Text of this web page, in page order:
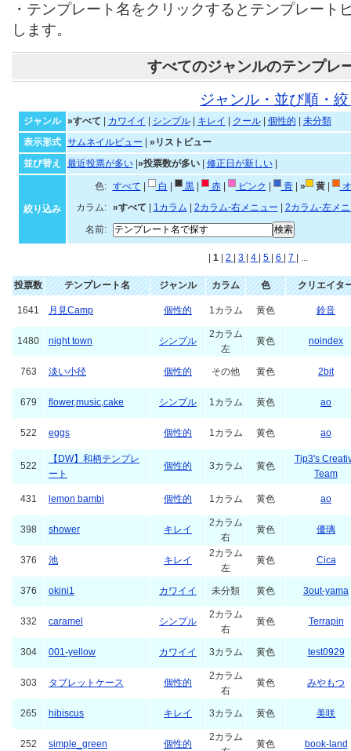
・テンプレート名をクリックするとテンプレート
します。
すべてのジャンルのテンプレ
ジャンル・並び順・
ジャンル »すべて カワイイ シンプル| キレイ クール| 個性的
未分類
表示形式
サムネイルビュー
»リストビュー
並び替え
最近投票が多い| »投票数が多い| 修正日が新しい|
絞り込み
色: すべて 白 黒| 赤| ピンク 青| » 黄|
カラム:
»すべて 1カラム 2カラム-右メニュー
2カラム-左メ
名前:
1 2 3 4 5 6 7 | ...
投票数 テンプレート名 ジャンル カラム 色 クリエイタ
1641 月見Camp 個性的 1カラム 黄色 鈴音
1480 night town シンプル
2カラム
左
黄色 noindex
763 淡い小径 個性的 その他 黄色 2bit
679 flower,music,cake シンプル 1カラム 黄色 ao
522 eggs 個性的 1カラム 黄色 ao
522
【DW】和柄テンプレ
ート
個性的 3カラム 黄色
Tip3's
Team
431 lemon bambi 個性的 1カラム 黄色 ao
398 shower キレイ
2カラム
右
黄色 優璃
376 池 キレイ
2カラム
左
黄色 Cica
376 okini1 カワイイ 未分類 黄色 3out-yama
332 caramel シンプル
2カラム
右
黄色 Terrapin
304 001-yellow カワイイ 3カラム 黄色 test0929
303 タブレットケース 個性的
2カラム
右
黄色 みやもつ
265 hibiscus キレイ 3カラム 黄色 美咲
252 simple_green 個性的
2カラム
黄色 book-land